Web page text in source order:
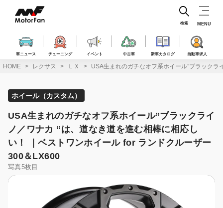
ス
車ニュース チューニング イベント 中古車 新車カタログ 自動車求人
検索 MENU
HOME レクサス ＬＸ USA生まれのガチなオフ系ホイール”ブラック
ホイール（カスタム）
USA生まれのガチなオフ系ホイール”ブラックライ
ノ／ワナカ “は、道なき道を進む相棒に相応し
い！ ｜ベストワンホイール for ランドクルーザー
300＆LX600
写真5枚目